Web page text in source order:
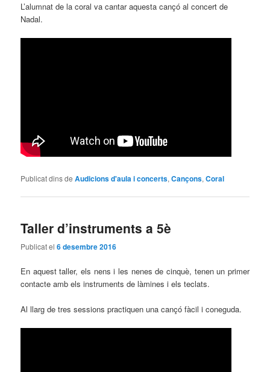
L’alumnat de la coral va cantar aquesta cançó al concert de
Nadal.
Publicat dins de Audicions d'aula i concerts,Cançons,Coral
Taller d’instruments a 5è
Publicat el6 desembre 2016
En aquest taller, els nens i les nenes de cinquè, tenen un primer
contacte amb els instruments de làmines i els teclats.
Al llarg de tres sessions practiquen una cançó fàcil i coneguda.